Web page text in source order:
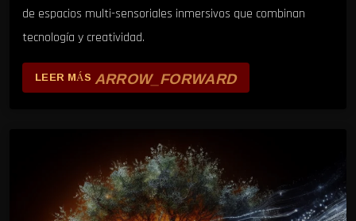
de espacios multi-sensoriales inmersivos que combinan
tecnología y creatividad.
LEER MÁS ARROW_FORWARD